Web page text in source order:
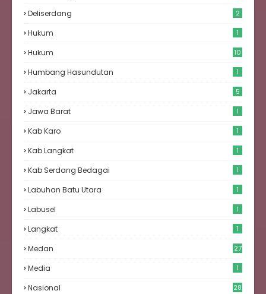
Deliserdang 2
Hukum 1
Hukum 10
Humbang Hasundutan 1
Jakarta 5
Jawa Barat 1
Kab Karo 1
Kab Langkat 1
Kab Serdang Bedagai 1
Labuhan Batu Utara 1
Labusel 1
Langkat 1
Medan
27
Media 1
Nasional 28